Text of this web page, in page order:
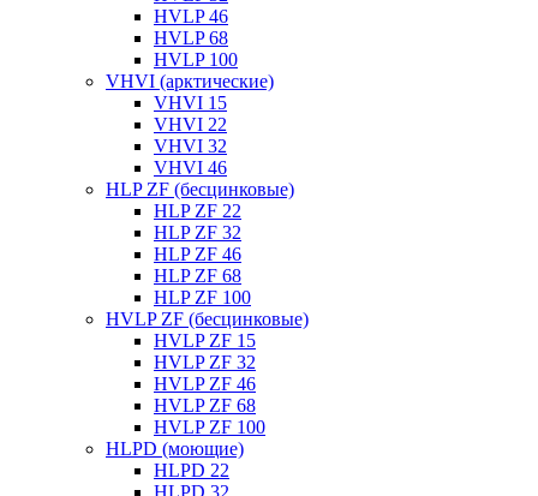
HVLP 46
HVLP 68
HVLP 100
VHVI (арктические)
VHVI 15
VHVI 22
VHVI 32
VHVI 46
HLP ZF (бесцинковые)
HLP ZF 22
HLP ZF 32
HLP ZF 46
HLP ZF 68
HLP ZF 100
HVLP ZF (бесцинковые)
HVLP ZF 15
HVLP ZF 32
HVLP ZF 46
HVLP ZF 68
HVLP ZF 100
HLPD (моющие)
HLPD 22
HLPD 32